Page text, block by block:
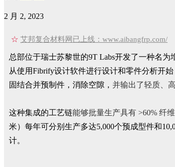
2 月 2, 2023
☆ 艾邦复合材料网已上线：www.aibangfrp.com/
总部位于瑞士苏黎世的9T Labs开发了一种名
从使用Fibrify设计软件进行设计和零件分析开
固结合并预制件，消除空隙， 并输出了轻质、
这种集成的工艺链能够批量生产具有 >60% 纤
米）每年可分别生产多达5,000个预成型件和
计。